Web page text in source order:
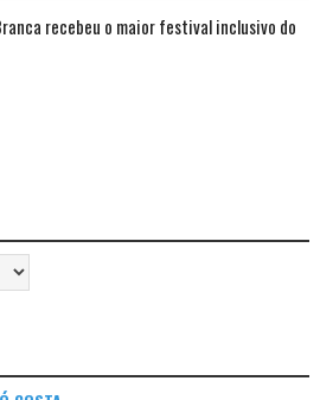
recebeu o maior festival inclusivo do